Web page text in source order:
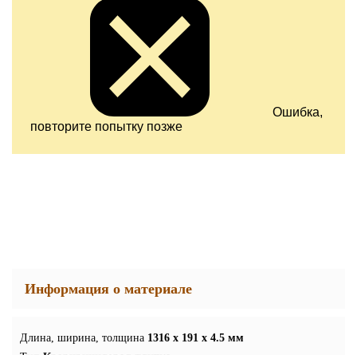
Ошибка,
повторите попытку позже
Информация о материале
Длина, ширина, толщина 1316 x 191 x 4.5 мм